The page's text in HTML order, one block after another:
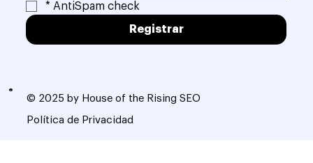
© 2025 by House of the Rising SEO
Política de Privacidad
* AntiSpam check
Registrar